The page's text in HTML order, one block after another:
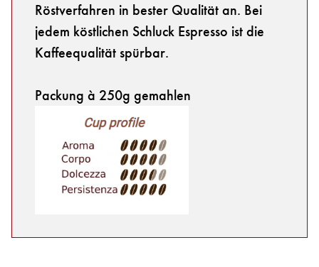
Röstverfahren in bester Qualität an. Bei
jedem köstlichen Schluck Espresso ist die
Kaffeequalität spürbar.
Packung à 250g gemahlen